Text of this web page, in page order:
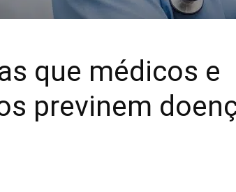
que médicos e
previnem